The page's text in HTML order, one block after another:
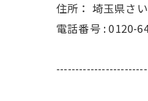
住所： 埼玉県さ
電話番号 : 0120-